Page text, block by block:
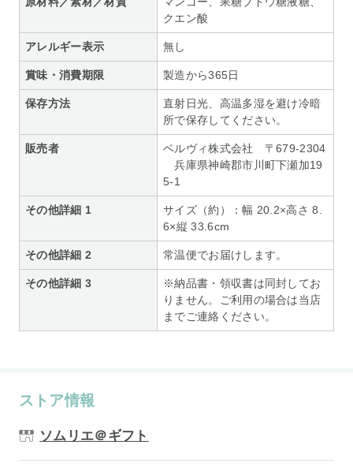
クエン酸
アレルギー表示 無し
賞味・消費期限 製造から365日
保存方法
直射日光、高温多湿を避け冷暗
所で保存してください。
販売者
ベルヴィ株式会社 〒679-2304
兵庫県神崎郡市川町下瀬加19
5-1
その他詳細 1
サイズ（約）：幅 20.2×高さ 8.
6×縦 33.6cm
その他詳細 2 常温便でお届けします。
その他詳細 3
※納品書・領収書は同封してお
りません。ご利用の場合は当店
までご連絡ください。
ストア情報
ソムリエ＠ギフト